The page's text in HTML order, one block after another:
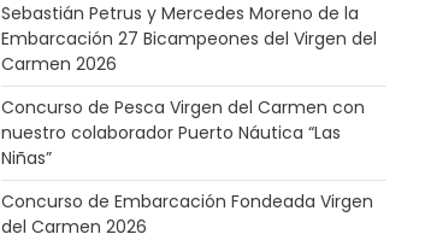
Sebastián Petrus y Mercedes Moreno de la
Embarcación 27 Bicampeones del Virgen del
Carmen 2026
Concurso de Pesca Virgen del Carmen con
nuestro colaborador Puerto Náutica “Las
Niñas”
Concurso de Embarcación Fondeada Virgen
del Carmen 2026